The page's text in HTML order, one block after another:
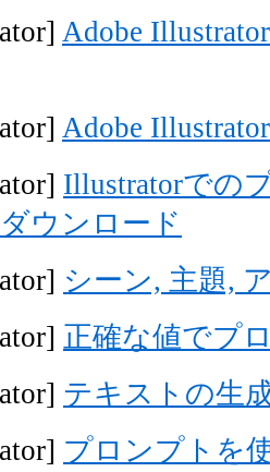
Adobe
Adobe
Illustratorでの
ウンロード
シーン, 主題,
正確な値でプ
テキストの生
プロンプトを